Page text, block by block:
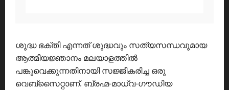
ശുദ്ധ ഭക്തി എന്നത് ശുദ്ധവും സത്യസന്ധവുമായ
ആത്മീയജ്ഞാനം മലയാളത്തിൽ
പങ്കുവെക്കുന്നതിനായി സജ്ജീകരിച്ച ഒരു
വെബ്സൈറ്റാണ്. ബ്രഹ്മ-മാധ്വ-ഗൗഡിയ